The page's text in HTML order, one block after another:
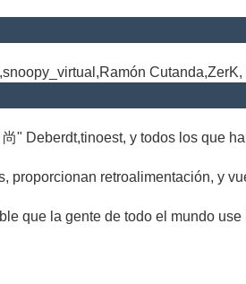
Cutanda,ZerK,
" Deberdt,tinoest, y todos los que
proporcionan retroalimentación, y
que la gente de todo el mundo use